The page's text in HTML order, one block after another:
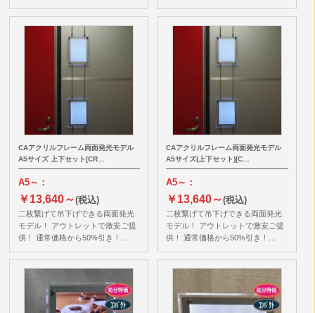
CAアクリルフレーム両面発光モデル
A5サイズ 上下セット[CR…
A5～：
￥13,640～(税込)
二枚繋げて吊下げできる両面発光
モデル！ アウトレットで激安ご提
供！ 通常価格から50%引き！…
CAアクリルフレーム両面発光モデル
A5サイズ(上下セット)[C…
A5～：
￥13,640～(税込)
二枚繋げて吊下げできる両面発光
モデル！ アウトレットで激安ご提
供！ 通常価格から50%引き！…